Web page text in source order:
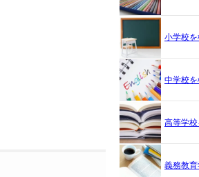
小学校を
中学校を
高等学校
義務教育